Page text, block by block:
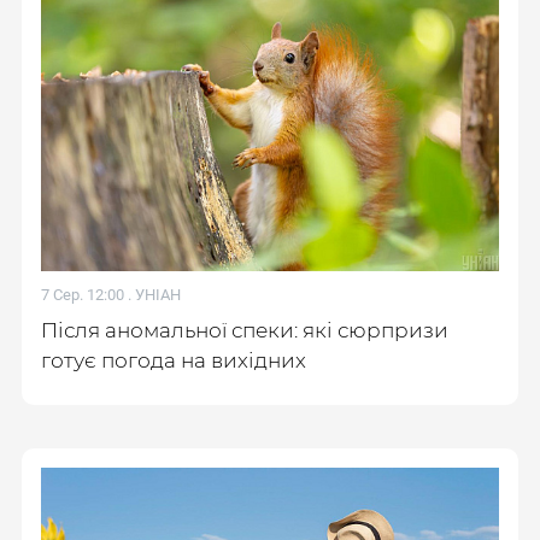
7 Сер. 12:00 . УНІАН
Після аномальної спеки: які сюрпризи
готує погода на вихідних